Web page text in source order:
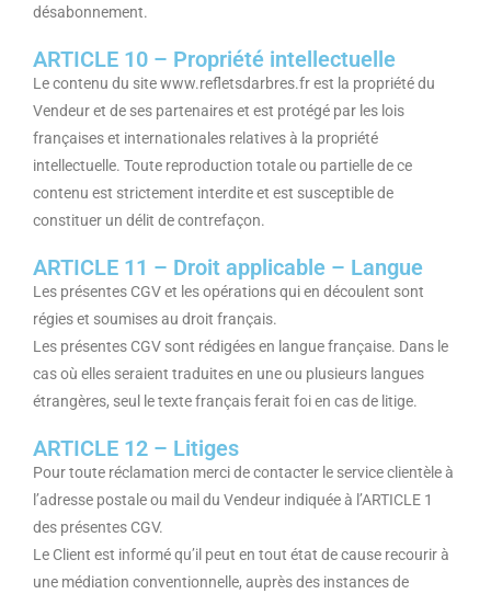
désabonnement.
ARTICLE 10 – Propriété intellectuelle
Le contenu du site www.refletsdarbres.fr est la propriété du
Vendeur et de ses partenaires et est protégé par les lois
françaises et internationales relatives à la propriété
intellectuelle. Toute reproduction totale ou partielle de ce
contenu est strictement interdite et est susceptible de
constituer un délit de contrefaçon.
ARTICLE 11 – Droit applicable – Langue
Les présentes CGV et les opérations qui en découlent sont
régies et soumises au droit français.
Les présentes CGV sont rédigées en langue française. Dans le
cas où elles seraient traduites en une ou plusieurs langues
étrangères, seul le texte français ferait foi en cas de litige.
ARTICLE 12 – Litiges
Pour toute réclamation merci de contacter le service clientèle à
l’adresse postale ou mail du Vendeur indiquée à l’ARTICLE 1
des présentes CGV.
Le Client est informé qu’il peut en tout état de cause recourir à
une médiation conventionnelle, auprès des instances de